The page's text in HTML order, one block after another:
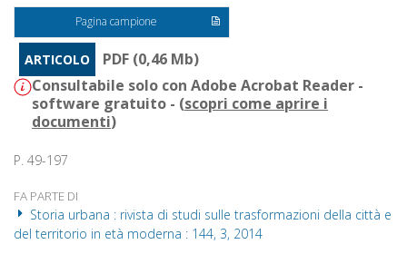
Pagina campione
ARTICOLO
PDF (0,46 Mb)
Consultabile solo con Adobe Acrobat Reader -
software gratuito - (scopri come aprire i
documenti)
P. 49-197
FA PARTE DI
Storia urbana : rivista di studi sulle trasformazioni della città e
del territorio in età moderna : 144, 3, 2014